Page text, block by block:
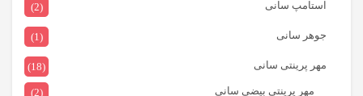
استامپ سانی
(2)
جوهر سانی (1)
مهر پرینتی سانی
(18)
مهر پرینتی بیضی سانی
(2)